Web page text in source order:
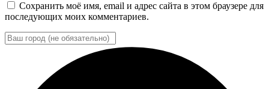
Сохранить моё имя, email и адрес сайта в этом браузере для
последующих моих комментариев.